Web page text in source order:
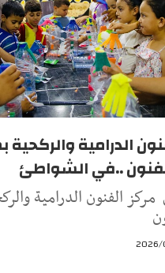
الدرامية والركحية
..في الشواطئ
الفنون الدرامية